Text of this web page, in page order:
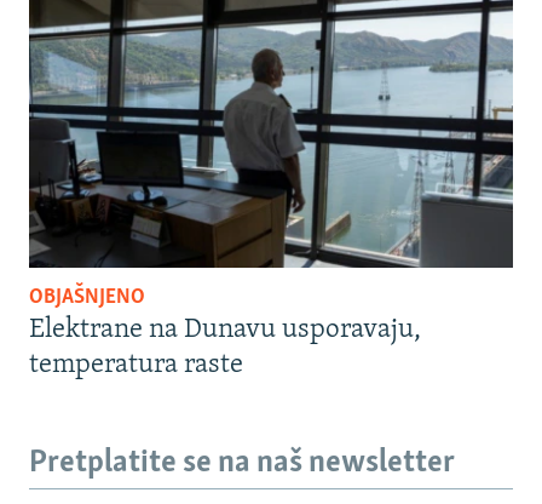
OBJAŠNJENO
Elektrane na Dunavu usporavaju,
temperatura raste
Pretplatite se na naš newsletter